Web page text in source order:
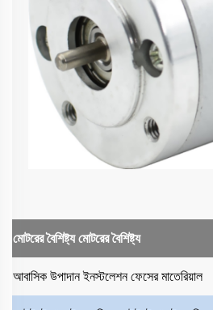
মোটরের বৈশিষ্ট্যমোটরের বৈশিষ্ট্য
আবাসিক উপাদানইনস্টলেশন ফেসের মাতেরিয়াল